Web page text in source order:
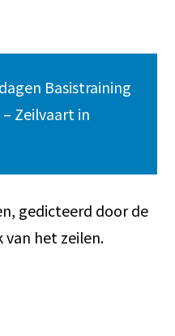
Basistraining
Zeilvaart in
gedicteerd door de
het zeilen.